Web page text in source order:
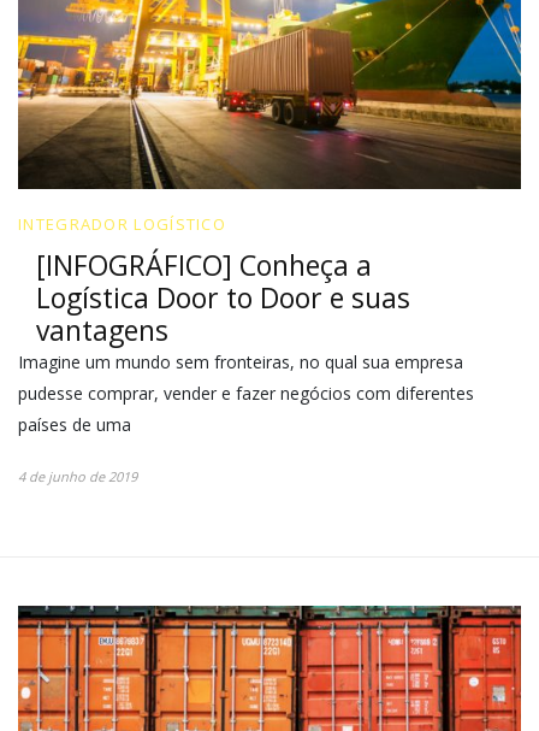
INTEGRADOR LOGÍSTICO
[INFOGRÁFICO] Conheça a
Logística Door to Door e suas
vantagens
Imagine um mundo sem fronteiras, no qual sua empresa
pudesse comprar, vender e fazer negócios com diferentes
países de uma
4 de junho de 2019